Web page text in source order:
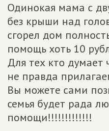
Одинокая мама с
без крыши над
сгорел дом
помощь хоть 10
Для тех кто думает
не правда
Вы можете сами
семья будет рада
помощи!!!!!!!!!!!!!